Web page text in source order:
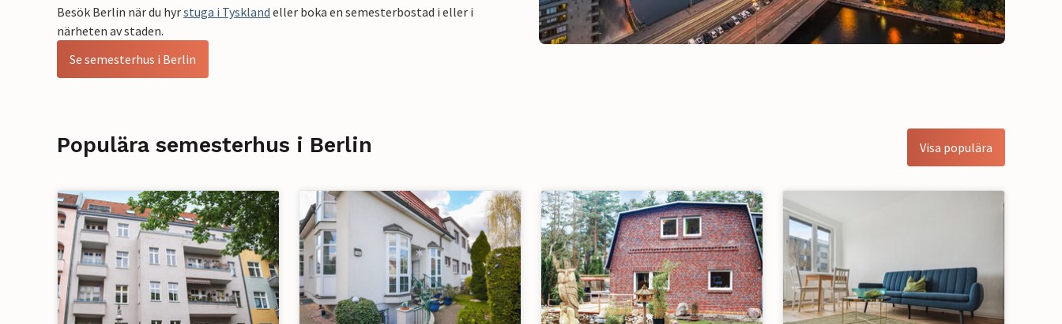
Besök Berlin när du hyrstuga i Tyskland eller boka en semesterbostad i eller i
närheten av staden.
Se semesterhus i Berlin
Populära semesterhus i Berlin Visa populära